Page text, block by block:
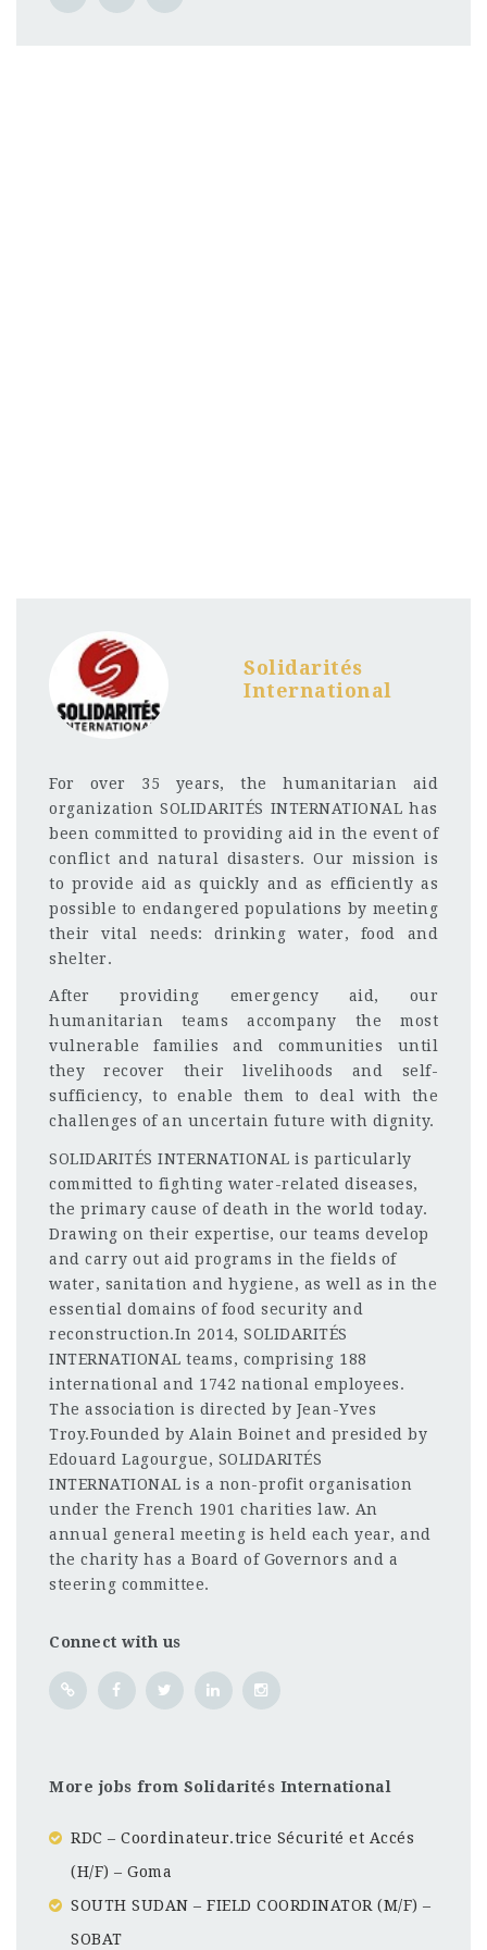
Solidarités
International
For over 35 years, the humanitarian aid
organization SOLIDARITÉS INTERNATIONAL has
been committed to providing aid in the event of
conflict and natural disasters. Our mission is
to provide aid as quickly and as efficiently as
possible to endangered populations by meeting
their vital needs: drinking water, food and
shelter.
After providing emergency aid, our
humanitarian teams accompany the most
vulnerable families and communities until
they recover their livelihoods and self-
sufficiency, to enable them to deal with the
challenges of an uncertain future with dignity.
SOLIDARITÉS INTERNATIONAL is particularly
committed to fighting water-related diseases,
the primary cause of death in the world today.
Drawing on their expertise, our teams develop
and carry out aid programs in the fields of
water, sanitation and hygiene, as well as in the
essential domains of food security and
reconstruction.In 2014, SOLIDARITÉS
INTERNATIONAL teams, comprising 188
international and 1742 national employees.
The association is directed by Jean-Yves
Troy.Founded by Alain Boinet and presided by
Edouard Lagourgue, SOLIDARITÉS
INTERNATIONAL is a non-profit organisation
under the French 1901 charities law. An
annual general meeting is held each year, and
the charity has a Board of Governors and a
steering committee.
Connect with us
More jobs from Solidarités International
RDC – Coordinateur.trice Sécurité et Accés
(H/F) – Goma
SOUTH SUDAN – FIELD COORDINATOR (M/F) –
SOBAT